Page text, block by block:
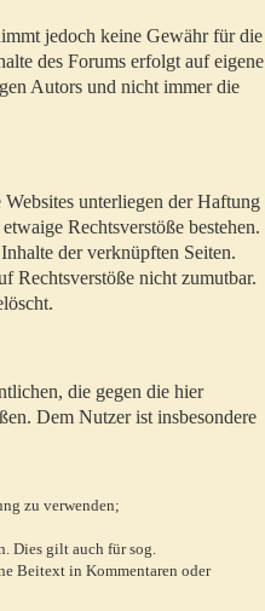
jedoch keine Gewähr für die
des Forums erfolgt auf eigene
Autors und nicht immer die
unterliegen der Haftung
Rechtsverstöße bestehen.
der verknüpften Seiten.
Rechtsverstöße nicht zumutbar.
die gegen die hier
Dem Nutzer ist insbesondere
zu verwenden;
Dies gilt auch für sog.
Beitext in Kommentaren oder